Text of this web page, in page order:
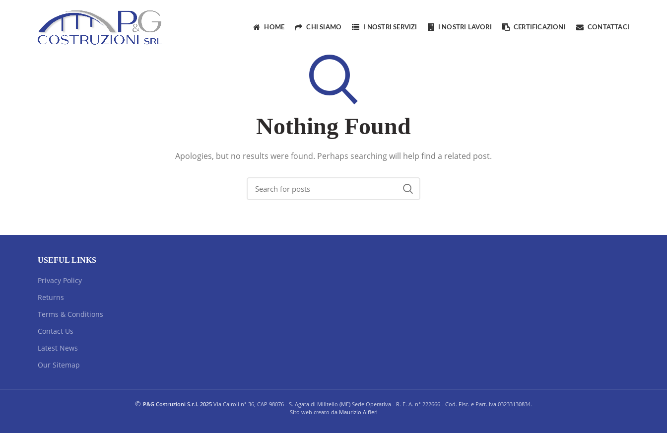
HOME CHI SIAMO I NOSTRI SERVIZI I NOSTRI LAVORI CERTIFICAZIONI CONTATTACI
Nothing Found
Apologies, but no results were found. Perhaps searching will help find a related post.
USEFUL LINKS
Privacy Policy
Returns
Terms & Conditions
Contact Us
Latest News
Our Sitemap
© P&G Costruzioni S.r.l. 2025 Via Cairoli n° 36, CAP 98076 - S. Agata di Militello (ME) Sede Operativa - R. E. A. n° 222666 - Cod. Fisc. e Part. Iva 03233130834.
Sito web creato da Maurizio Alfieri